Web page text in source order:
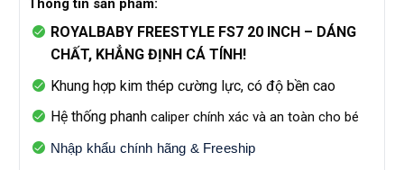
Thông tin sản phẩm:
ROYALBABY FREESTYLE FS7 20 INCH – DÁNG
CHẤT, KHẲNG ĐỊNH CÁ TÍNH!
Khung hợp kim thép cường lực, có độ bền cao
Hệ thống phanh caliper chính xác và an toàn cho bé
Nhập khẩu chính hãng & Freeship